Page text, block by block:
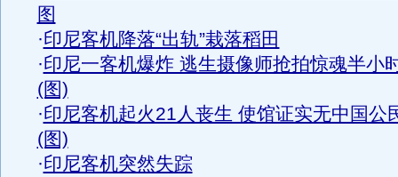
图
·印尼客机降落“出轨”栽落稻田
·印尼一客机爆炸 逃生摄像师抢拍惊魂半小
(图)
·印尼客机起火21人丧生 使馆证实无中国公
(图)
·印尼客机突然失踪